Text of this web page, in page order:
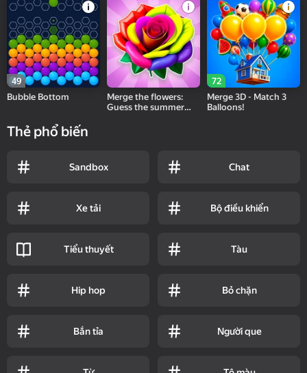
49
Bubble Bottom
Merge the flowers:
Guess the summer
72
Merge 3D - Match 3
Balloons!
Thẻ phổ biến
Sandbox Chat
Xe tải Bộ điều khiển
Tiểu thuyết Tàu
Hip hop Bỏ chặn
Bắn tỉa Người que